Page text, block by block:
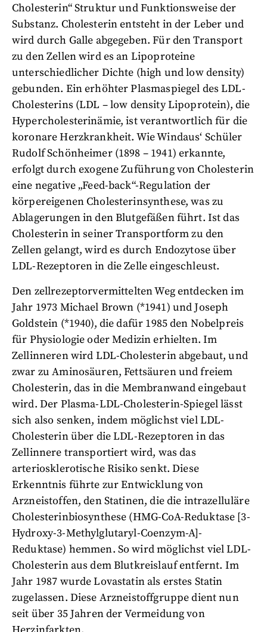
Cholesterin“ Struktur und Funktionsweise der
Substanz. Cholesterin entsteht in der Leber und
wird durch Galle abgegeben. Für den Transport
zu den Zellen wird es an Lipoproteine
unterschiedlicher Dichte (high und low density)
gebunden. Ein erhöhter Plasmaspiegel des LDL-
Cholesterins (LDL – low density Lipoprotein), die
Hypercholesterinämie, ist verantwortlich für die
koronare Herzkrankheit. Wie Windaus‘ Schüler
Rudolf Schönheimer (1898 – 1941) erkannte,
erfolgt durch exogene Zuführung von Cholesterin
eine negative „Feed-back“-Regulation der
körpereigenen Cholesterinsynthese, was zu
Ablagerungen in den Blutgefäßen führt. Ist das
Cholesterin in seiner Transportform zu den
Zellen gelangt, wird es durch Endozytose über
LDL-Rezeptoren in die Zelle eingeschleust.
Den zellrezeptorvermittelten Weg entdecken im
Jahr 1973 Michael Brown (*1941) und Joseph
Goldstein (*1940), die dafür 1985 den Nobelpreis
für Physiologie oder Medizin erhielten. Im
Zellinneren wird LDL-Cholesterin abgebaut, und
zwar zu Aminosäuren, Fettsäuren und freiem
Cholesterin, das in die Membranwand eingebaut
wird. Der Plasma-LDL-Cholesterin-Spiegel lässt
sich also senken, indem möglichst viel LDL-
Cholesterin über die LDL-Rezeptoren in das
Zellinnere transportiert wird, was das
arteriosklerotische Risiko senkt. Diese
Erkenntnis führte zur Entwicklung von
Arzneistoffen, den Statinen, die die intrazelluläre
Cholesterinbiosynthese (HMG-CoA-Reduktase [3-
Hydroxy-3-Methylglutaryl-Coenzym-A]-
Reduktase) hemmen. So wird möglichst viel LDL-
Cholesterin aus dem Blutkreislauf entfernt. Im
Jahr 1987 wurde Lovastatin als erstes Statin
zugelassen. Diese Arzneistoffgruppe dient nun
seit über 35 Jahren der Vermeidung von